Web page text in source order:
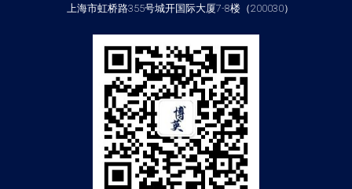
上海市虹桥路355号城开国际大厦7-8楼（200030）